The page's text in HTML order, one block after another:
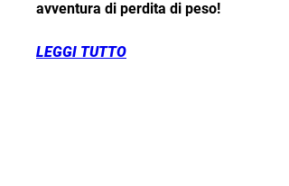
avventura di perdita di peso!
LEGGI TUTTO